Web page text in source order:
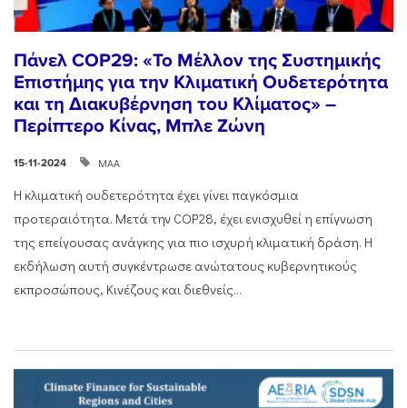
Πάνελ COP29: «Το Μέλλον της Συστημικής
Επιστήμης για την Κλιματική Ουδετερότητα
και τη Διακυβέρνηση του Κλίματος» –
Περίπτερο Κίνας, Μπλε Ζώνη
15-11-2024 ΜΑΑ
Η κλιματική ουδετερότητα έχει γίνει παγκόσμια
προτεραιότητα. Μετά την COP28, έχει ενισχυθεί η επίγνωση
της επείγουσας ανάγκης για πιο ισχυρή κλιματική δράση. Η
εκδήλωση αυτή συγκέντρωσε ανώτατους κυβερνητικούς
εκπροσώπους, Κινέζους και διεθνείς...